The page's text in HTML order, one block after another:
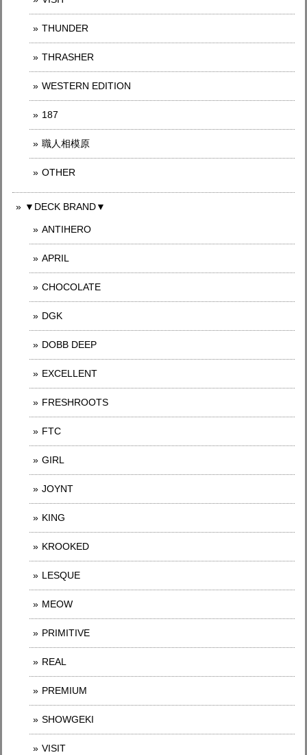
THUNDER
THRASHER
WESTERN EDITION
187
職人相模原
OTHER
▼DECK BRAND▼
ANTIHERO
APRIL
CHOCOLATE
DGK
DOBB DEEP
EXCELLENT
FRESHROOTS
FTC
GIRL
JOYNT
KING
KROOKED
LESQUE
MEOW
PRIMITIVE
REAL
PREMIUM
SHOWGEKI
VISIT